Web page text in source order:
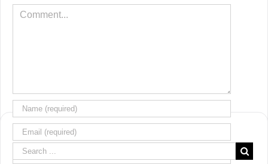
Comment